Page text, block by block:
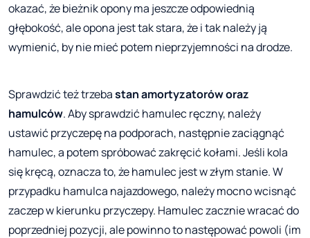
okazać, że bieżnik opony ma jeszcze odpowiednią
głębokość, ale opona jest tak stara, że i tak należy ją
wymienić, by nie mieć potem nieprzyjemności na drodze.
Sprawdzić też trzebastan amortyzatorów oraz
hamulców. Aby sprawdzić hamulec ręczny, należy
ustawić przyczepę na podporach, następnie zaciągnąć
hamulec, a potem spróbować zakręcić kołami. Jeśli kola
się kręcą, oznacza to, że hamulec jest w złym stanie. W
przypadku hamulca najazdowego, należy mocno wcisnąć
zaczep w kierunku przyczepy. Hamulec zacznie wracać do
poprzedniej pozycji, ale powinno to następować powoli (im